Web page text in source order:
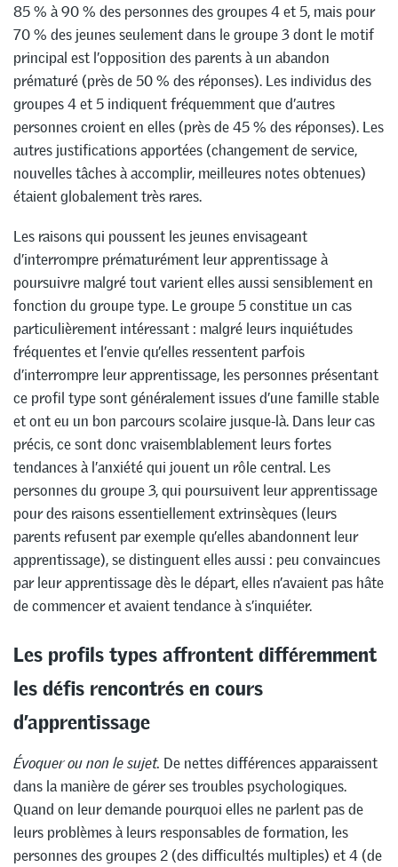
85 % à 90 % des personnes des groupes 4 et 5, mais pour
70 % des jeunes seulement dans le groupe 3 dont le motif
principal est l’opposition des parents à un abandon
prématuré (près de 50 % des réponses). Les individus des
groupes 4 et 5 indiquent fréquemment que d’autres
personnes croient en elles (près de 45 % des réponses). Les
autres justifications apportées (changement de service,
nouvelles tâches à accomplir, meilleures notes obtenues)
étaient globalement très rares.
Les raisons qui poussent les jeunes envisageant
d’interrompre prématurément leur apprentissage à
poursuivre malgré tout varient elles aussi sensiblement en
fonction du groupe type. Le groupe 5 constitue un cas
particulièrement intéressant : malgré leurs inquiétudes
fréquentes et l’envie qu’elles ressentent parfois
d’interrompre leur apprentissage, les personnes présentant
ce profil type sont généralement issues d’une famille stable
et ont eu un bon parcours scolaire jusque-là. Dans leur cas
précis, ce sont donc vraisemblablement leurs fortes
tendances à l’anxiété qui jouent un rôle central. Les
personnes du groupe 3, qui poursuivent leur apprentissage
pour des raisons essentiellement extrinsèques (leurs
parents refusent par exemple qu’elles abandonnent leur
apprentissage), se distinguent elles aussi : peu convaincues
par leur apprentissage dès le départ, elles n’avaient pas hâte
de commencer et avaient tendance à s’inquiéter.
Les profils types affrontent différemment
les défis rencontrés en cours
d’apprentissage
Évoquer ou non le sujet. De nettes différences apparaissent
dans la manière de gérer ses troubles psychologiques.
Quand on leur demande pourquoi elles ne parlent pas de
leurs problèmes à leurs responsables de formation, les
personnes des groupes 2 (des difficultés multiples) et 4 (de